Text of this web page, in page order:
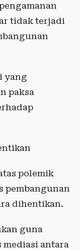
tidak terjadi
yang
paksa
polemik
pembangunan
dihentikan.
guna
mediasi antara